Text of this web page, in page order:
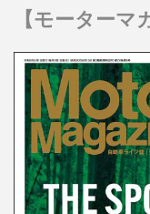
【モーターマ